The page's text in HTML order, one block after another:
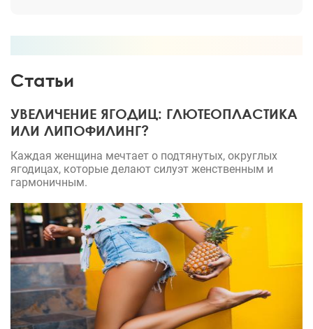
Статьи
УВЕЛИЧЕНИЕ ЯГОДИЦ: ГЛЮТЕОПЛАСТИКА
ИЛИ ЛИПОФИЛИНГ?
Каждая женщина мечтает о подтянутых, округлых
ягодицах, которые делают силуэт женственным и
гармоничным.